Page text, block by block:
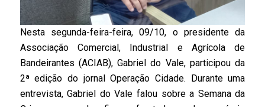
Nesta segunda-feira-feira, 09/10, o presidente da
Associação Comercial, Industrial e Agrícola de
Bandeirantes (ACIAB), Gabriel do Vale, participou da
2ª edição do jornal Operação Cidade. Durante uma
entrevista, Gabriel do Vale falou sobre a Semana da